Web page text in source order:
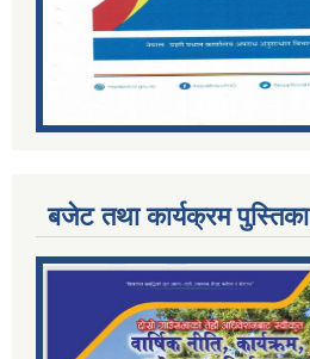
बजेट तथा कार्यक्रम पुस्तिका